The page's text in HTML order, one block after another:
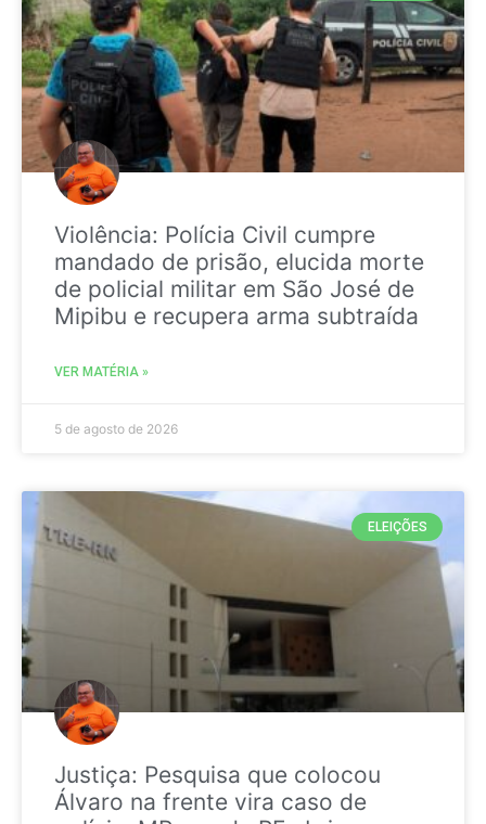
Violência: Polícia Civil cumpre
mandado de prisão, elucida morte
de policial militar em São José de
Mipibu e recupera arma subtraída
VER MATÉRIA »
5 de agosto de 2026
ELEIÇÕES
Justiça: Pesquisa que colocou
Álvaro na frente vira caso de